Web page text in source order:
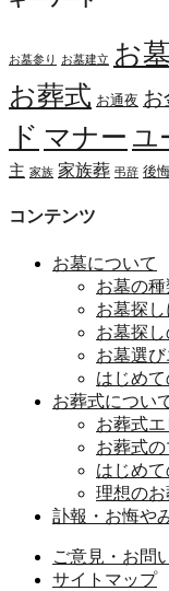
お墓参り お墓建立 お
お葬式 お通夜 お
ド マナー ユ
主 家族 家族葬 弔辞 後
コンテンツ
お墓について
お墓の
お墓探
お墓探
お墓選
はじめ
お葬式につい
お葬式
お葬式
はじめ
理想の
訃報・お悔や
ご意見・お問
サイトマップ